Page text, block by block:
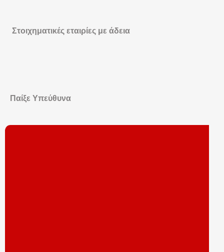
Στοιχηματικές εταιρίες με άδεια
Παίξε Υπεύθυνα